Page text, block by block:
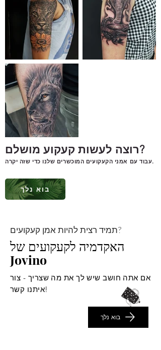
רוצה לעשות קעקוע מושלם?
עבוד עם אמני הקעקועים המוכשרים שלנו כדי שזה יקרה.
בוא נלך
תמיד רצית להיות אמן קעקועים?
האקדמיה לקעקועים של
Jovino
אם אתה חושב שיש לך את מה שצריך - צור
איתנו קשר!
בוא נלך